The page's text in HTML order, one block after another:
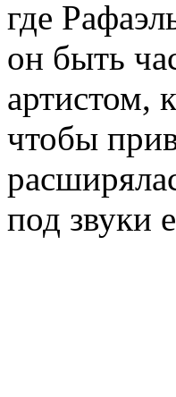
где
он быть
артистом,
чтобы
под звуки